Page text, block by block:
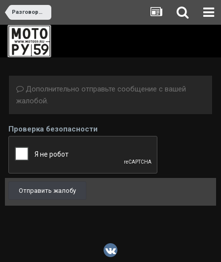
Разговоры на байкерские темы
Дополнительно отправьте сообщение с вашей
жалобой.
Проверка безопасности
Отправить жалобу